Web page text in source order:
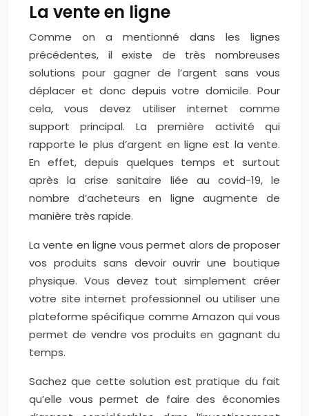
La vente en ligne
Comme on a mentionné dans les lignes
précédentes, il existe de très nombreuses
solutions pour gagner de l’argent sans vous
déplacer et donc depuis votre domicile. Pour
cela, vous devez utiliser internet comme
support principal. La première activité qui
rapporte le plus d’argent en ligne est la vente.
En effet, depuis quelques temps et surtout
après la crise sanitaire liée au covid-19, le
nombre d’acheteurs en ligne augmente de
manière très rapide.
La vente en ligne vous permet alors de proposer
vos produits sans devoir ouvrir une boutique
physique. Vous devez tout simplement créer
votre site internet professionnel ou utiliser une
plateforme spécifique comme Amazon qui vous
permet de vendre vos produits en gagnant du
temps.
Sachez que cette solution est pratique du fait
qu’elle vous permet de faire des économies